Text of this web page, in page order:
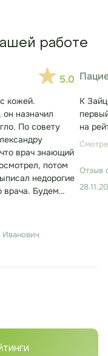
работе
5.0
кожей.
назначил
По совету
врач знающий
потом
недорогие
врача. Будем
минут.
К
на
Отзыв